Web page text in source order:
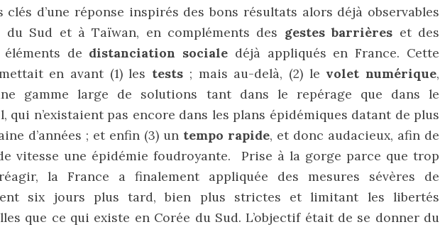
clés d’une réponse inspirés des bons résultats alors déjà observables
du Sud et à Taïwan, en compléments des gestes barrières et des
de distanciation sociale déjà appliqués en France. Cette
en avant (1) les tests ; mais au-delà, (2) le volet numérique,
gamme large de solutions tant dans le repérage que dans le
qui n’existaient pas encore dans les plans épidémiques datant de plus
d’années ; et enfin (3) un tempo rapide, et donc audacieux, afin de
vitesse une épidémie foudroyante. Prise à la gorge parce que trop
la France a finalement appliquée des mesures sévères de
six jours plus tard, bien plus strictes et limitant les libertés
que ce qui existe en Corée du Sud. L’objectif était de se donner du